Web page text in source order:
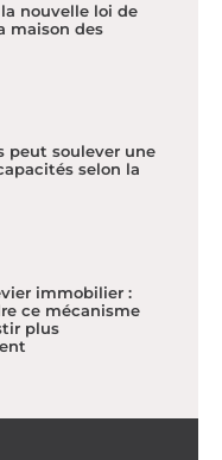
nouvelle loi de
maison des
peut soulever une
selon la
immobilier :
ce mécanisme
plus